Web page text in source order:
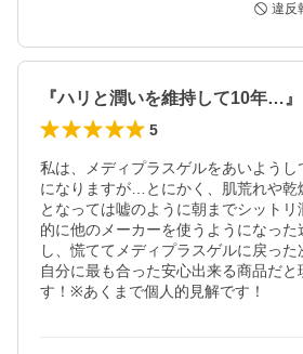
違反
『ハリと潤いを維持して10年…』
5
私は、メディプラスゲルをあいよう
になりますが…とにかく、肌荒れや乾
となっては嘘のように朝までシット
的に他のメーカーを使うようになっ
し、慌ててメディプラスゲルに戻った
自分に最も合った安心出来る商品だ
す！※あくまで個人的見解です！